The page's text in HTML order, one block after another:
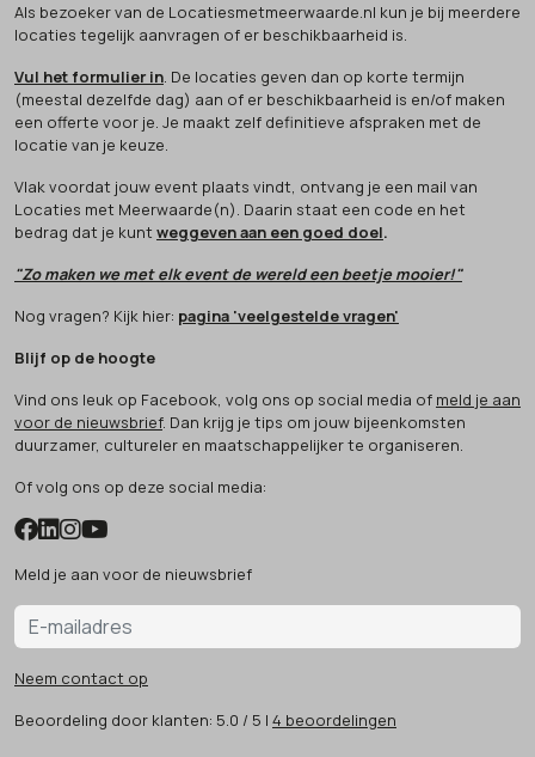
Als bezoeker van de Locatiesmetmeerwaarde.nl kun je bij meerdere
locaties tegelijk aanvragen of er beschikbaarheid is.
Vul het formulier in. De locaties geven dan op korte termijn
(meestal dezelfde dag) aan of er beschikbaarheid is en/of maken
een offerte voor je. Je maakt zelf definitieve afspraken met de
locatie van je keuze.
Vlak voordat jouw event plaats vindt, ontvang je een mail van
Locaties met Meerwaarde(n). Daarin staat een code en het
bedrag dat je kunt weggeven aan een goed doel.
"Zo maken we met elk event de wereld een beetje mooier!"
Nog vragen? Kijk hier: pagina 'veelgestelde vragen'
Blijf op de hoogte
Vind ons leuk op Facebook, volg ons op social media of meld je aan
voor de nieuwsbrief. Dan krijg je tips om jouw bijeenkomsten
duurzamer, cultureler en maatschappelijker te organiseren.
Of volg ons op deze social media:
Meld je aan voor de nieuwsbrief
Neem contact op
Beoordeling door klanten: 5.0 / 5 | 4 beoordelingen